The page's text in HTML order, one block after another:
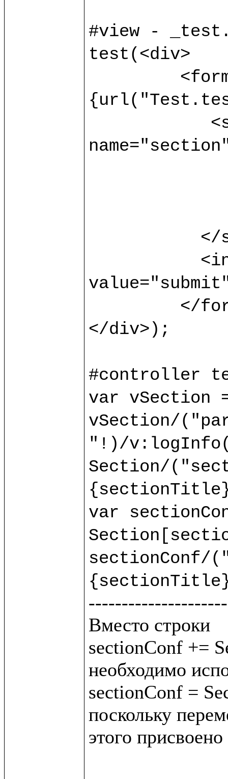
#view -
test(<div>
</div>);
#controller
var vSection
vSection/
"!)/
Section/
var
Вместо строки
sectionConf +=
необходимо
sectionConf =
поскольку
этого